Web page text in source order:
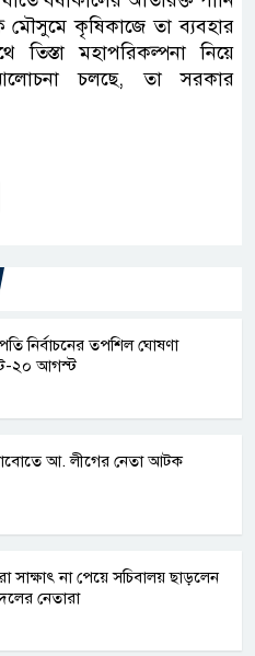
মৌসুমে কৃষিকাজে তা ব্যবহার
মহাপরিকল্পনা নিয়ে
চলছে, তা সরকার
নির্বাচনের তপশিল ঘোষণা
২০ আগস্ট
আ. লীগের নেতা আটক
সাক্ষাৎ না পেয়ে সচিবালয় ছাড়লেন
নেতারা